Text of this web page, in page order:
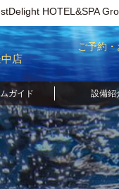
HOTEL&SPA
店
ご予約
ガイド 設備紹